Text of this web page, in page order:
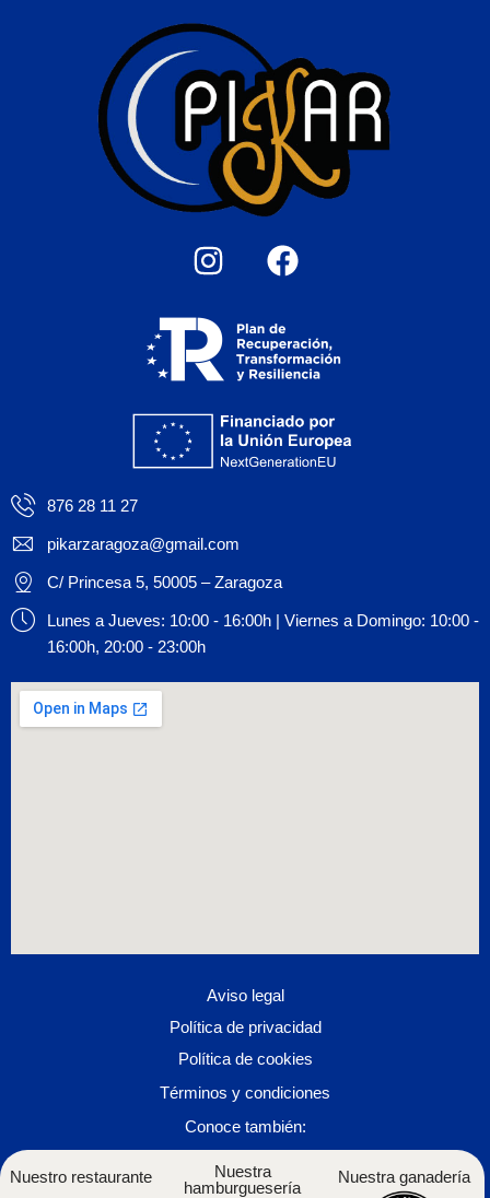
876 28 11 27
pikarzaragoza@gmail.com
C/ Princesa 5, 50005 – Zaragoza
Lunes a Jueves: 10:00 - 16:00h | Viernes a Domingo: 10:00 -
16:00h, 20:00 - 23:00h
Aviso legal
Política de privacidad
Política de cookies
Términos y condiciones
Conoce también:
Nuestro restaurante
Nuestra
hamburguesería
Nuestra ganadería